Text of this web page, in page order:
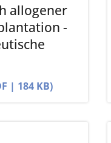
allogener
-
| 184 KB)